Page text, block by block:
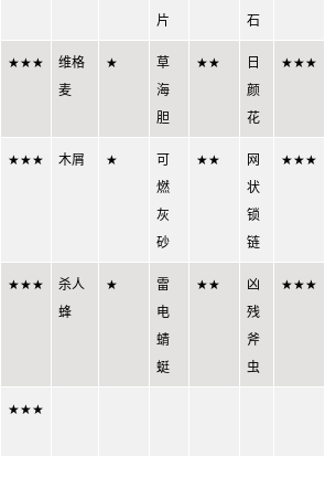
片
石
★★★
维格
麦
★
草
海
胆
★★
日
颜
花
★★★
★★★ 木屑 ★
可
燃
灰
砂
★★
网
状
锁
链
★★★
★★★
杀人
蜂
★
雷
电
蜻
蜓
★★
凶
残
斧
虫
★★★
★★★